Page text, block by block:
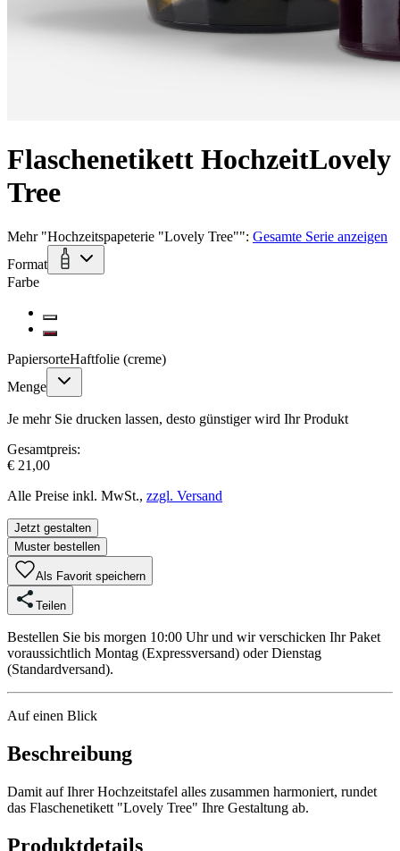
Flaschenetikett HochzeitLovely
Tree
Mehr"Hochzeitspapeterie "Lovely Tree"": Gesamte Serie anzeigen
Format
Farbe
PapiersorteHaftfolie (creme)
Menge
Je mehr Sie drucken lassen, desto günstiger wird Ihr Produkt
Gesamtpreis:
€ 21,00
Alle Preise inkl. MwSt., zzgl. Versand
Jetzt gestalten
Muster bestellen
Als Favorit speichern
Teilen
Bestellen Sie bis morgen 10:00 Uhr und wir verschicken Ihr Paket
voraussichtlich Montag (Expressversand) oder Dienstag
(Standardversand).
Auf einen Blick
Beschreibung
Damit auf Ihrer Hochzeitstafel alles zusammen harmoniert, rundet
das Flaschenetikett "Lovely Tree" Ihre Gestaltung ab.
Produktdetails